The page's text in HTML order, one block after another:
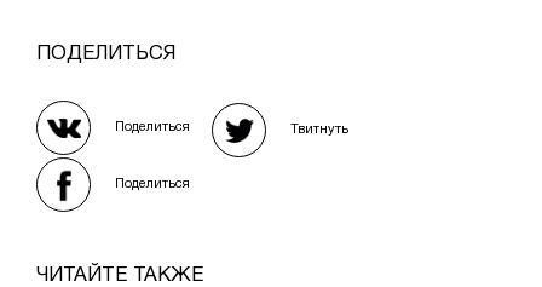
ПОДЕЛИТЬСЯ
Поделиться Твитнуть
Поделиться
ЧИТАЙТЕ ТАКЖЕ